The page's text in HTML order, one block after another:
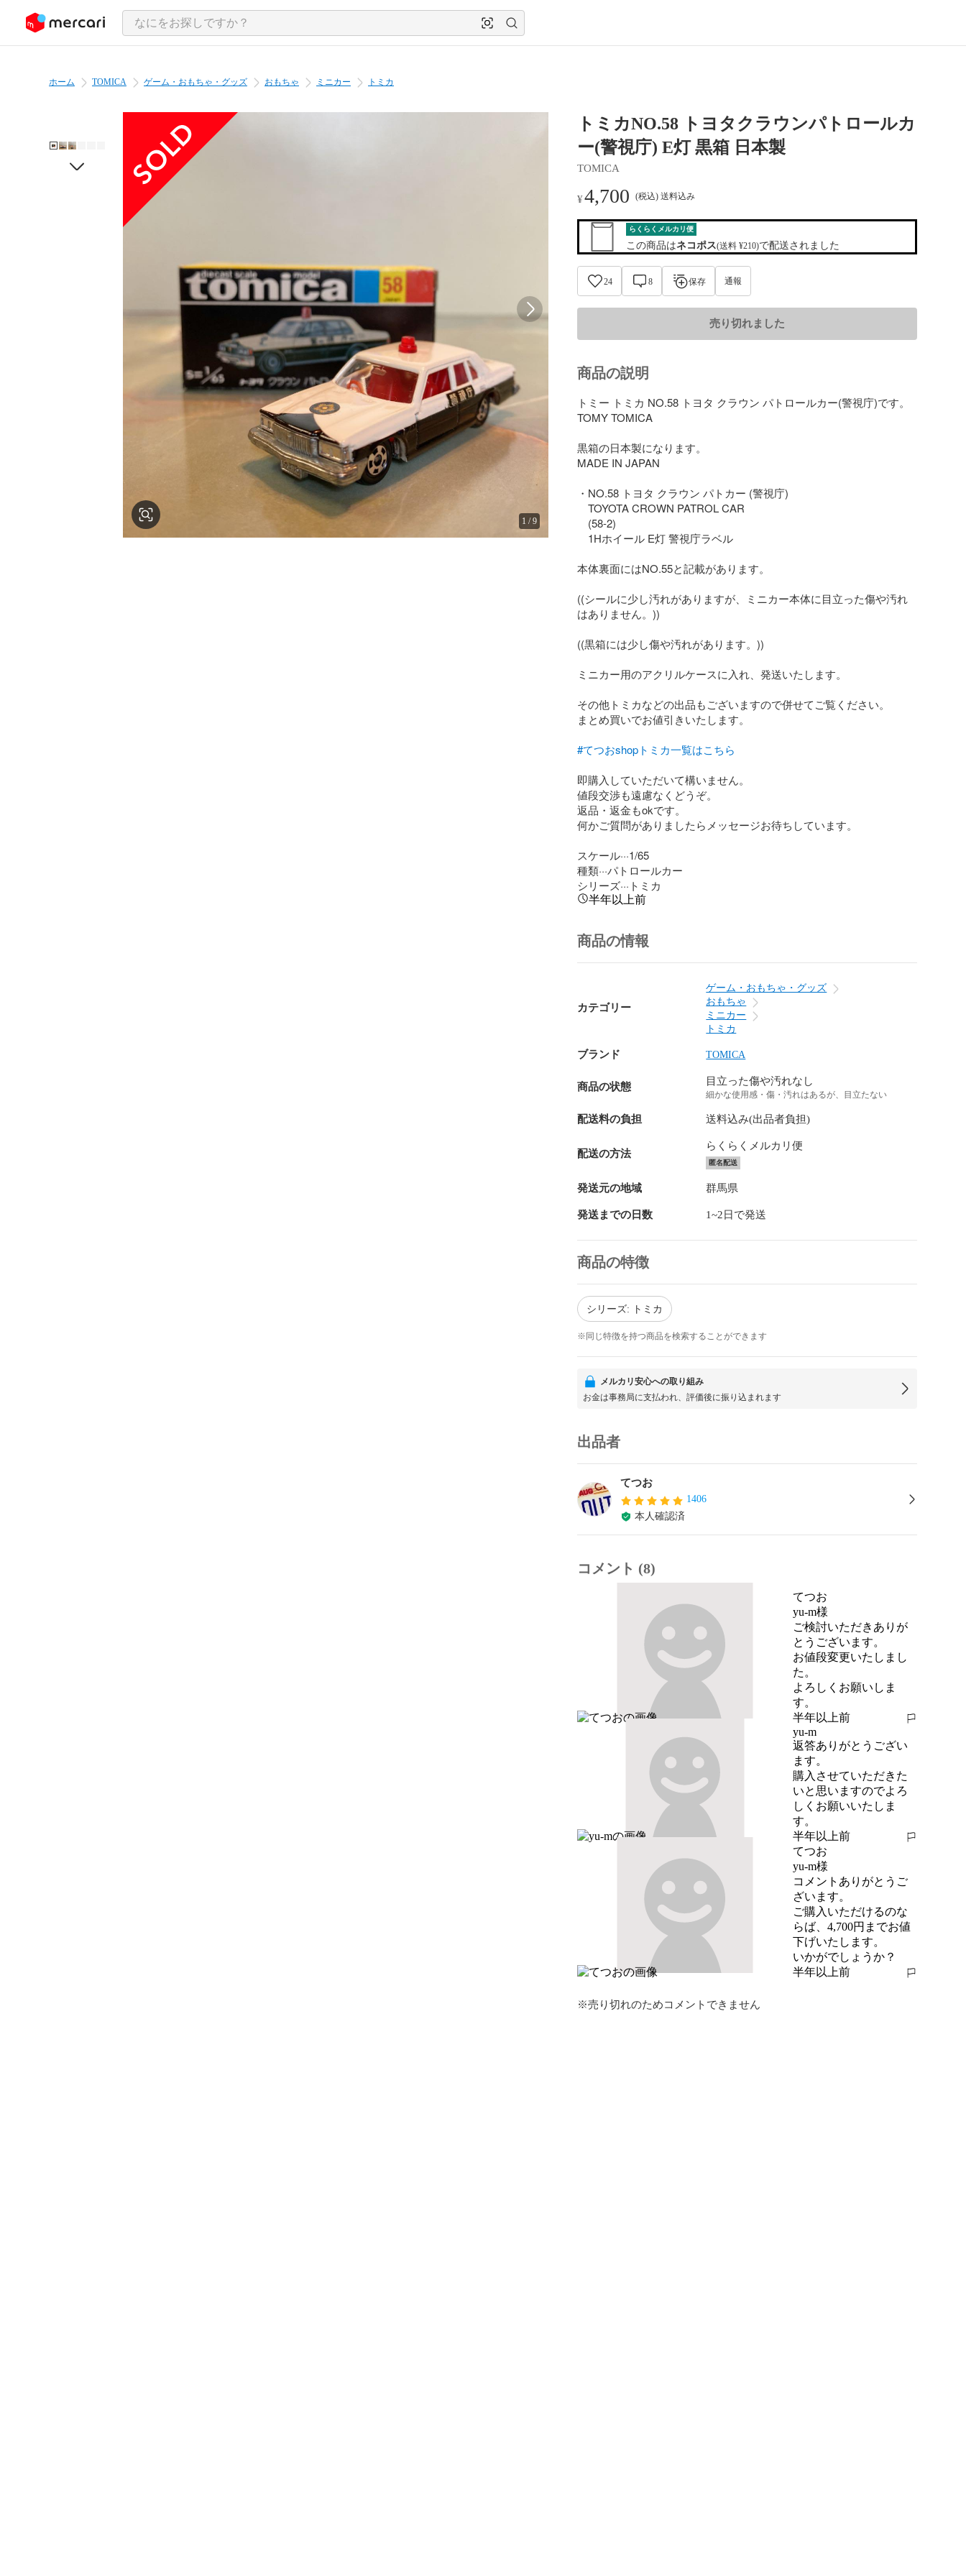
ツにスキップ
ホーム TOMICA ゲーム・おもちゃ・グッズ おもちゃ ミニカー トミカ
1 /9
トミカNO.58 トヨタクラウンパトロールカ
ー(警視庁) E灯 黒箱 日本製
TOMICA
¥4,700 (税込) 送料込み
らくらくメルカリ便
この商品はネコポス(送料 ¥210)で配送されました
24 8 保存 通報
売り切れました
商品の説明
トミー トミカ NO.58 トヨタ クラウン パトロールカー(警視庁)です。
TOMY TOMICA
黒箱の日本製になります。
MADE IN JAPAN
・NO.58 トヨタ クラウン パトカー (警視庁)
TOYOTA CROWN PATROL CAR
(58-2)
1Hホイール E灯 警視庁ラベル
本体裏面にはNO.55と記載があります。
((シールに少し汚れがありますが、ミニカー本体に目立った傷や汚れ
はありません。))
((黒箱には少し傷や汚れがあります。))
ミニカー用のアクリルケースに入れ、発送いたします。
その他トミカなどの出品もございますので併せてご覧ください。
まとめ買いでお値引きいたします。
#てつおshopトミカ一覧はこちら
即購入していただいて構いません。
値段交渉も遠慮なくどうぞ。
返品・返金もokです。
何かご質問がありましたらメッセージお待ちしています。
スケール···1/65
種類···パトロールカー
シリーズ···トミカ
半年以上前
商品の情報
カテゴリー
ゲーム・おもちゃ・グッズ
おもちゃ
ミニカー
トミカ
ブランド TOMICA
商品の状態 目立った傷や汚れなし
細かな使用感・傷・汚れはあるが、目立たない
配送料の負担 送料込み(出品者負担)
配送の方法
らくらくメルカリ便
匿名配送
発送元の地域 群馬県
発送までの日数 1~2日で発送
商品の特徴
シリーズ: トミカ
※同じ特徴を持つ商品を検索することができます
メルカリ安心への取り組み
お金は事務局に支払われ、評価後に振り込まれます
出品者
てつお
1406
本人確認済
コメント (8)
てつお
yu-m様
ご検討いただきありが
とうございます。
お値段変更いたしまし
た。
よろしくお願いしま
す。
半年以上前
報告する
yu-m
返答ありがとうござい
ます。
購入させていただきた
いと思いますのでよろ
しくお願いいたしま
す。
半年以上前
報告する
てつお
yu-m様
コメントありがとうご
ざいます。
ご購入いただけるのな
らば、4,700円までお値
下げいたします。
いかがでしょうか？
半年以上前
報告する
※売り切れのためコメントできません